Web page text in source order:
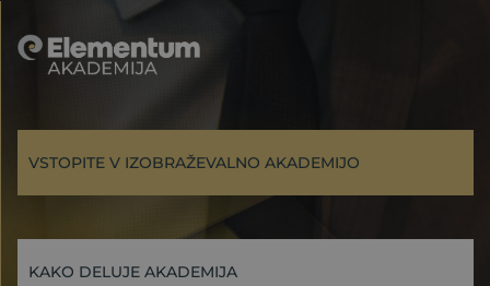
VSTOPITE V IZOBRAŽEVALNO AKADEMIJO
KAKO DELUJE AKADEMIJA